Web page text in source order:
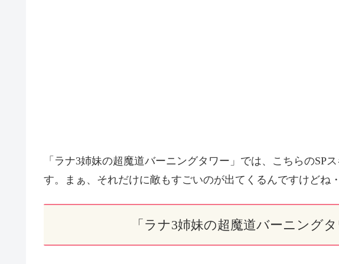
「ラナ3姉妹の超魔道バーニングタワー」では、こちらのSP
す。まぁ、それだけに敵もすごいのが出てくるんですけどね
「ラナ3姉妹の超魔道バーニング